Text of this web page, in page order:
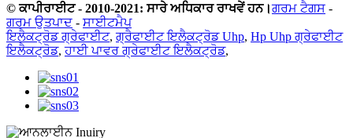
© ਕਾਪੀਰਾਈਟ - 2010-2021: ਸਾਰੇ ਅਧਿਕਾਰ ਰਾਖਵੇਂ ਹਨ।ਗਰਮ ਟੈਗਸ -
ਗਰਮ ਉਤਪਾਦ - ਸਾਈਟਮੈਪ
ਇਲੈਕਟ੍ਰੋਡ ਗ੍ਰੇਫਾਈਟ, ਗ੍ਰੈਫਾਈਟ ਇਲੈਕਟ੍ਰੋਡ Uhp, Hp Uhp ਗ੍ਰੇਫਾਈਟ
ਇਲੈਕਟ੍ਰੋਡ,ਹਾਈ ਪਾਵਰ ਗ੍ਰੇਫਾਈਟ ਇਲੈਕਟ੍ਰੋਡ,